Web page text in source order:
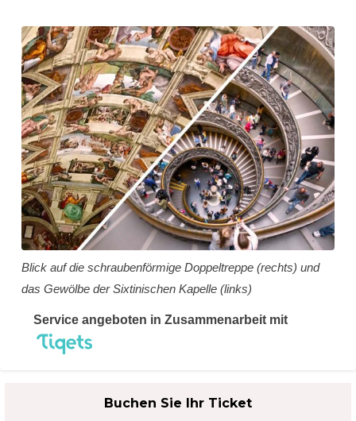
Blick auf die schraubenförmige Doppeltreppe (rechts) und
das Gewölbe der Sixtinischen Kapelle (links)
Service angeboten in Zusammenarbeit mit
Buchen Sie Ihr Ticket